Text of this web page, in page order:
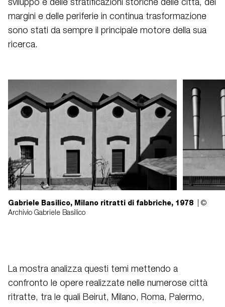
sviluppo e delle stratificazioni storiche delle città, dei
margini e delle periferie in continua trasformazione
sono stati da sempre il principale motore della sua
ricerca.
Gabriele Basilico, Milano ritratti di fabbriche, 1978 | ©
Archivio Gabriele Basilico
La mostra analizza questi temi mettendo a
confronto le opere realizzate nelle numerose città
ritratte, tra le quali Beirut, Milano, Roma, Palermo,